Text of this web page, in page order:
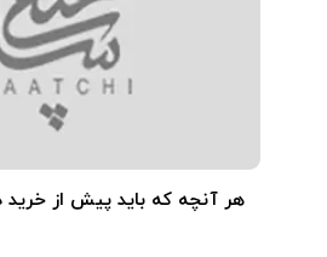
هر آنچه که باید پیش از خرید